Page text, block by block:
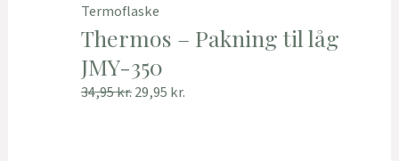
Termoflaske
Thermos – Pakning til låg
JMY-350
34,95kr.29,95 kr.